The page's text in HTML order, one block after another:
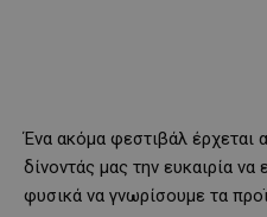
Ένα ακόμα φεστιβάλ έρχεται
δίνοντάς μας την ευκαιρία
φυσικά να γνωρίσουμε τα